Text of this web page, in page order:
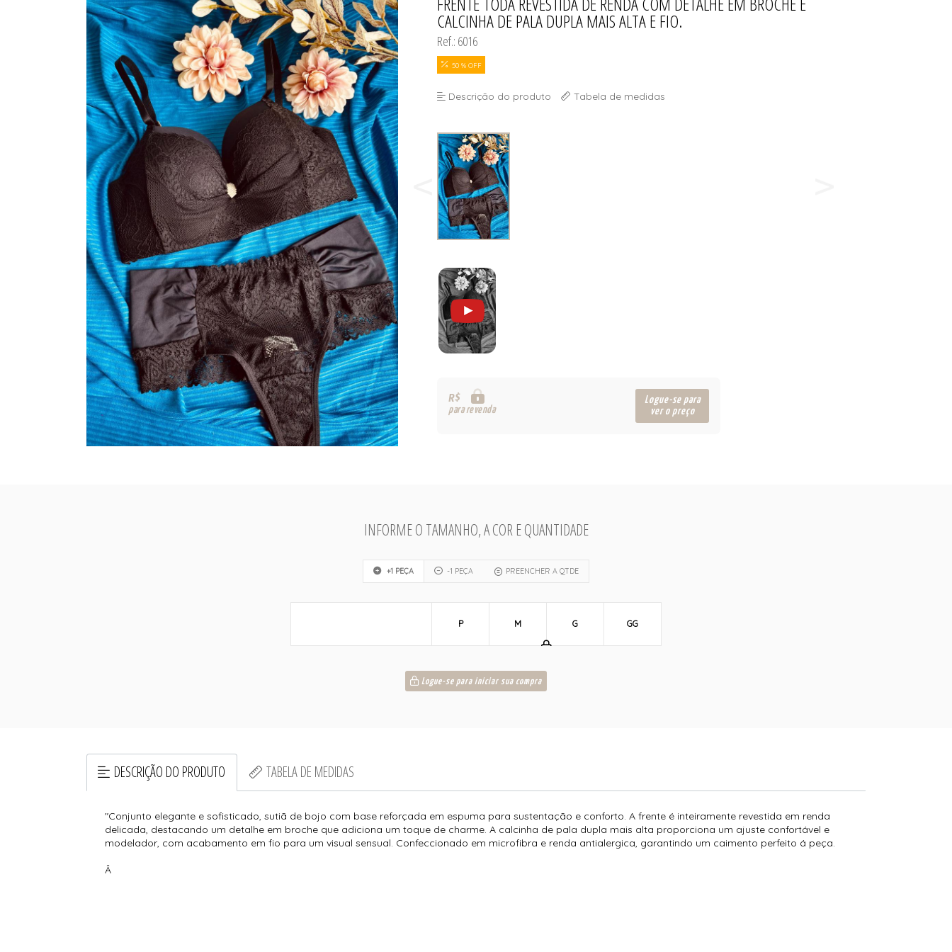
VESTIDOS
CALCINHA DE PALA DUPLA MAIS ALTA E FIO.
Ref.: 6016
50 % OFF
Descrição do produto Tabela de medidas
R$
para revenda
Logue-se para
ver o preço
INFORME O TAMANHO, A COR E QUANTIDADE
+1 PEÇA -1 PEÇA PREENCHER A QTDE
P M G GG
Logue-se para iniciar sua compra
DESCRIÇÃO DO PRODUTO TABELA DE MEDIDAS
"Conjunto elegante e sofisticado, sutiã de bojo com base reforçada em espuma para sustentação e conforto. A frente é inteiramente revestida em renda
delicada, destacando um detalhe em broche que adiciona um toque de charme. A calcinha de pala dupla mais alta proporciona um ajuste confortável e
modelador, com acabamento em fio para um visual sensual. Confeccionado em microfibra e renda antialergica, garantindo um caimento perfeito á peça.
Â